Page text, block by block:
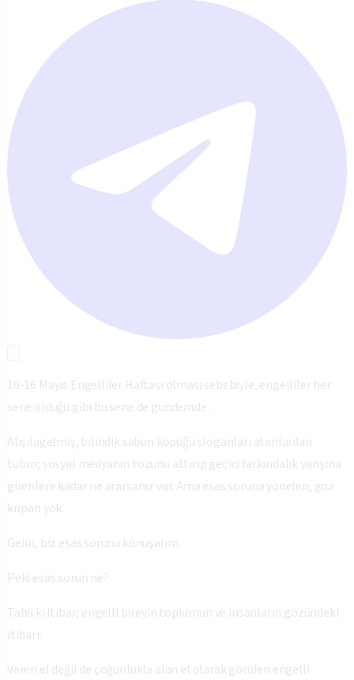
10-16 Mayıs Engelliler Haftası olması sebebiyle, engelliler her
sene olduğu gibi bu sene de gündemde.
Alışılagelmiş, bilindik sabun köpüğü sloganları atanlardan
tutun; sosyal medyanın tozunu attırıp geçici farkındalık yarışına
girenlere kadar ne ararsanız var. Ama esas soruna yönelen, göz
kırpan yok.
Gelin, biz esas sorunu konuşalım.
Peki esas sorun ne?
Tabii ki itibar; engelli bireyin toplumun ve insanların gözündeki
itibarı.
Veren el değil de çoğunlukla alan el olarak görülen engelli